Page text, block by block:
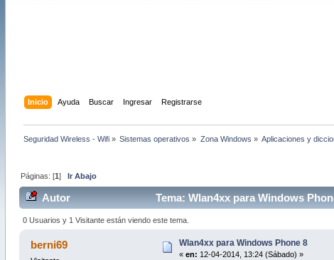
Inicio Ayuda Buscar Ingresar Registrarse
Seguridad Wireless - Wifi» Sistemas operativos » Zona Windows » Aplicaciones y
Páginas: [1] Ir Abajo
Autor Tema: Wlan4xx para Windows
0 Usuarios y 1 Visitante están viendo este tema.
berni69 Wlan4xx para Windows Phone 8
« en: 12-04-2014, 13:24 (Sábado) »